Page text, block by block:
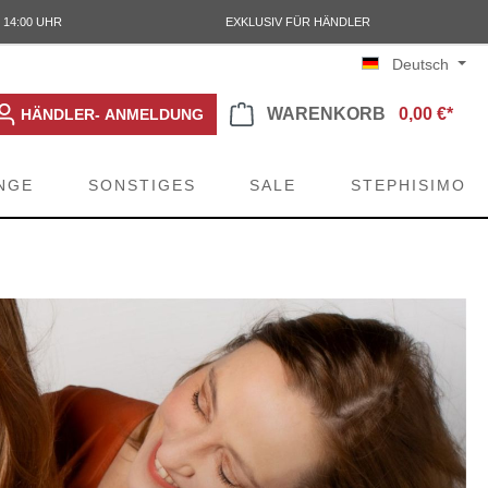
UHR EXKLUSIV FÜR HÄNDLER
Deutsch
HÄNDLER- ANMELDUNG WARENKORB 0,00 €*
SONSTIGES SALE STEPHISIMO